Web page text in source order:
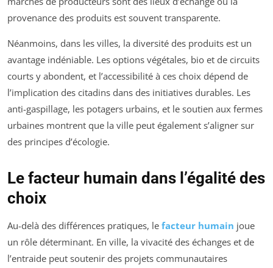
provenance des produits est souvent transparente.
Néanmoins, dans les villes, la diversité des produits est un
avantage indéniable. Les options végétales, bio et de circuits
courts y abondent, et l’accessibilité à ces choix dépend de
l’implication des citadins dans des initiatives durables. Les
anti-gaspillage, les potagers urbains, et le soutien aux fermes
urbaines montrent que la ville peut également s’aligner sur
des principes d’écologie.
Le facteur humain dans l’égalité des
choix
Au-delà des différences pratiques, le facteur humain joue
un rôle déterminant. En ville, la vivacité des échanges et de
l’entraide peut soutenir des projets communautaires